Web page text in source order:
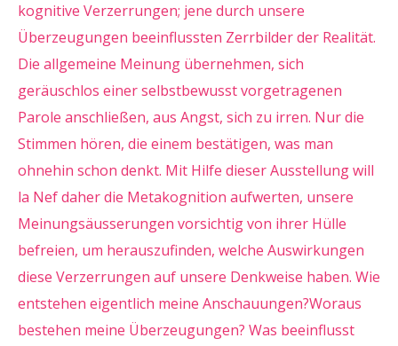
kognitive Verzerrungen; jene durch unsere
Überzeugungen beeinflussten Zerrbilder der Realität.
Die allgemeine Meinung übernehmen, sich
geräuschlos einer selbstbewusst vorgetragenen
Parole anschließen, aus Angst, sich zu irren. Nur die
Stimmen hören, die einem bestätigen, was man
ohnehin schon denkt. Mit Hilfe dieser Ausstellung will
la Nef daher die Metakognition aufwerten, unsere
Meinungsäusserungen vorsichtig von ihrer Hülle
befreien, um herauszufinden, welche Auswirkungen
diese Verzerrungen auf unsere Denkweise haben. Wie
entstehen eigentlich meine Anschauungen?Woraus
bestehen meine Überzeugungen? Was beeinflusst